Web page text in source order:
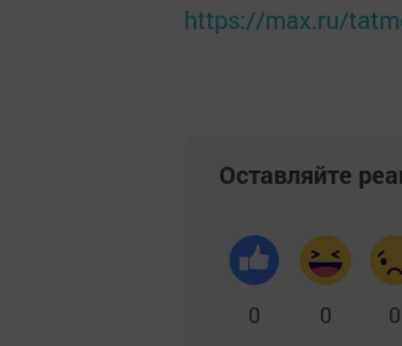
https://max.ru/
Оставляйте
0 0 0